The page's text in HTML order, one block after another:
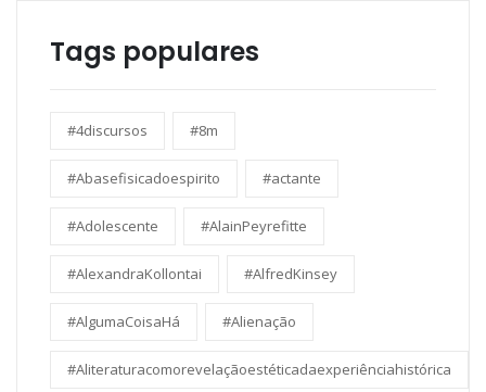
Tags populares
#4discursos #8m
#Abasefisicadoespirito #actante
#Adolescente #AlainPeyrefitte
#AlexandraKollontai #AlfredKinsey
#AlgumaCoisaHá #Alienação
#Aliteraturacomorevelaçãoestéticadaexperiênciahistórica